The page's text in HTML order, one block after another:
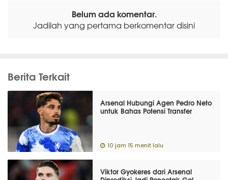
Belum ada komentar.
Jadilah yang pertama berkomentar disini
Berita Terkait
Arsenal Hubungi Agen Pedro Neto
untuk Bahas Potensi Transfer
10 jam 15 menit lalu
Viktor Gyokeres dari Arsenal